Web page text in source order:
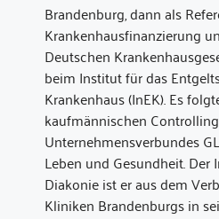
Brandenburg, dann als
Krankenhausfinanzierung
Deutschen
beim Institut für das
Krankenhaus (InEK). Es
kaufmännischen
Unternehmensverbundes
Leben und Gesundheit.
Diakonie ist er aus dem
Kliniken Brandenburgs in